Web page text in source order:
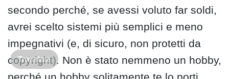
secondo perché, se avessi voluto far soldi,
avrei scelto sistemi più semplici e meno
impegnativi (e, di sicuro, non protetti da
copyright). Non è stato nemmeno un hobby,
Translate